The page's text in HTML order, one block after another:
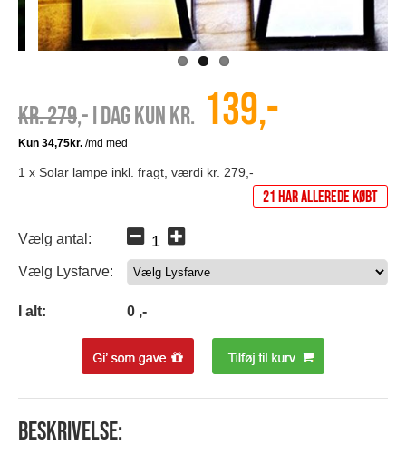
Kr. 279,- I dag kun kr. 139,-
1 x Solar lampe inkl. fragt, værdi kr. 279,-
21 har allerede købt
Vælg antal:
Vælg Lysfarve:
I alt: 0 ,-
Beskrivelse: